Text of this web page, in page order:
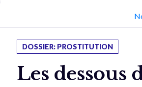
DOSSIER: PROSTITUTION
Les dessous